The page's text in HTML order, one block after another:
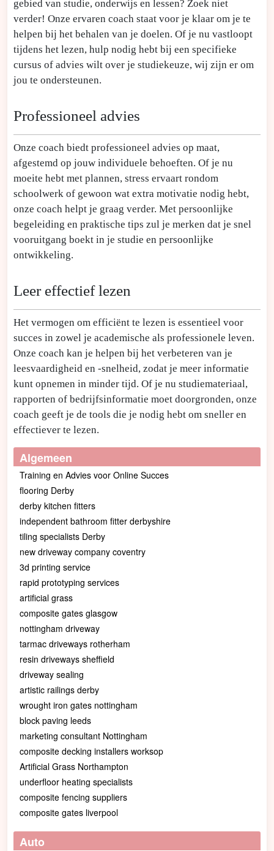
gebied van studie, onderwijs en lessen? Zoek niet
verder! Onze ervaren coach staat voor je klaar om je te
helpen bij het behalen van je doelen. Of je nu vastloopt
tijdens het lezen, hulp nodig hebt bij een specifieke
cursus of advies wilt over je studiekeuze, wij zijn er om
jou te ondersteunen.
Professioneel advies
Onze coach biedt professioneel advies op maat,
afgestemd op jouw individuele behoeften. Of je nu
moeite hebt met plannen, stress ervaart rondom
schoolwerk of gewoon wat extra motivatie nodig hebt,
onze coach helpt je graag verder. Met persoonlijke
begeleiding en praktische tips zul je merken dat je snel
vooruitgang boekt in je studie en persoonlijke
ontwikkeling.
Leer effectief lezen
Het vermogen om efficiënt te lezen is essentieel voor
succes in zowel je academische als professionele leven.
Onze coach kan je helpen bij het verbeteren van je
leesvaardigheid en -snelheid, zodat je meer informatie
kunt opnemen in minder tijd. Of je nu studiemateriaal,
rapporten of bedrijfsinformatie moet doorgronden, onze
coach geeft je de tools die je nodig hebt om sneller en
effectiever te lezen.
Algemeen
Training en Advies voor Online Succes
flooring Derby
derby kitchen fitters
independent bathroom fitter derbyshire
tiling specialists Derby
new driveway company coventry
3d printing service
rapid prototyping services
artificial grass
composite gates glasgow
nottingham driveway
tarmac driveways rotherham
resin driveways sheffield
driveway sealing
artistic railings derby
wrought iron gates nottingham
block paving leeds
marketing consultant Nottingham
composite decking installers worksop
Artificial Grass Northampton
underfloor heating specialists
composite fencing suppliers
composite gates liverpool
Auto